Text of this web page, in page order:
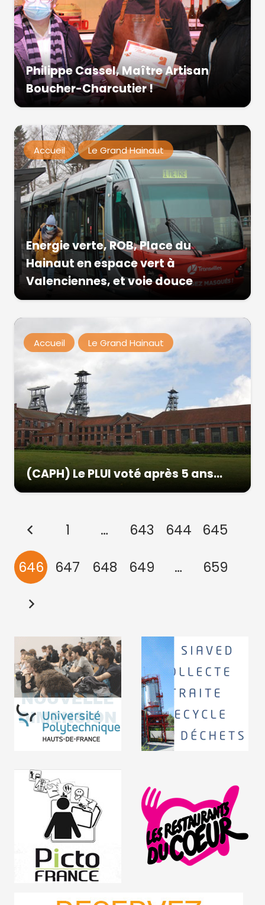
Philippe Cassel, Maître Artisan
Boucher-Charcutier !
Accueil Le Grand Hainaut
Energie verte, ROB, Place du
Hainaut en espace vert à
Valenciennes, et voie douce
Accueil Le Grand Hainaut
(CAPH) Le PLUI voté après 5 ans…
1 … 643 644
645
646
647 648 649 … 659